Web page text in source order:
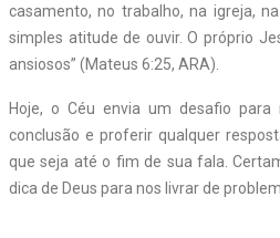
casamento, no trabalho, na igreja,
simples atitude de ouvir. O próprio
ansiosos” (Mateus 6:25, ARA).
Hoje, o Céu envia um desafio
conclusão e proferir qualquer
que seja até o fim de sua fala.
dica de Deus para nos livrar de